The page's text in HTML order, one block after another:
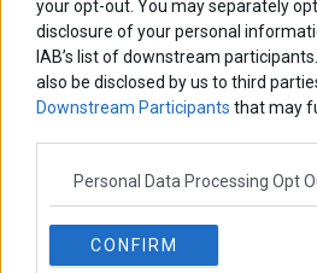
your opt-out. You may separately
disclosure of your personal
IAB’s list of downstream
also be disclosed by us to third
Downstream Participants that may
Personal Data Processing Opt
CONFIRM
eurobank marketnews nikkeiwall
Χρηματιστηριο Αθηνων αεπ αθλητικα
διαπραγματευση δντ εκλογες εκτ
επικαιροτητα επιχειρησεις ευρω
χρηματιστηριαευρωπηηπα
κυριακος μητσοτακης μεταρρυθμισεις
οικονομιαομολογα
συριζα τουρκια τραπεζες